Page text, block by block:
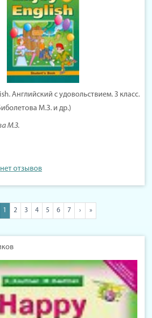
Английский с удовольствием. 3 класс.
М.З. и др.)
М.З.
нет отзывов
1 2 3 4 5 6 7 › »